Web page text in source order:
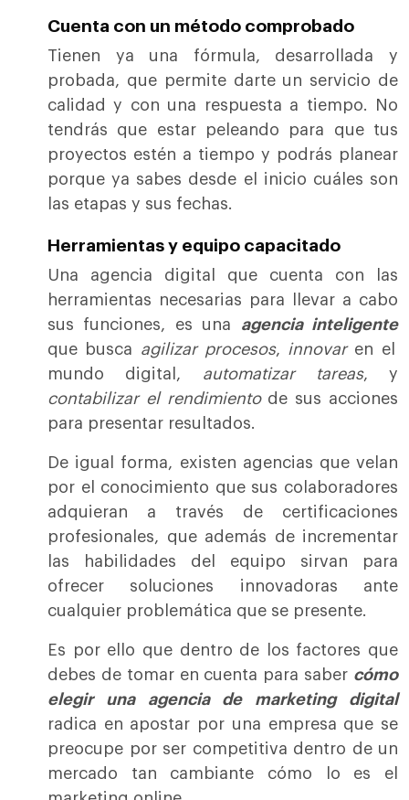
Cuenta con un método comprobado
Tienen ya una fórmula, desarrollada y
probada, que permite darte un servicio de
calidad y con una respuesta a tiempo. No
tendrás que estar peleando para que tus
proyectos estén a tiempo y podrás planear
porque ya sabes desde el inicio cuáles son
las etapas y sus fechas.
Herramientas y equipo capacitado
Una agencia digital que cuenta con las
herramientas necesarias para llevar a cabo
sus funciones, es una agencia inteligente
que busca agilizar procesos, innovaren el
mundo digital, automatizar tareas, y
contabilizar el rendimientode sus acciones
para presentar resultados.
De igual forma, existen agencias que velan
por el conocimiento que sus colaboradores
adquieran a través de certificaciones
profesionales, que además de incrementar
las habilidades del equipo sirvan para
ofrecer soluciones innovadoras ante
cualquier problemática que se presente.
Es por ello que dentro de los factores que
debes de tomar en cuenta para saber cómo
elegir una agencia de marketing digital
radica en apostar por una empresa que se
preocupe por ser competitiva dentro de un
mercado tan cambiante cómo lo es el